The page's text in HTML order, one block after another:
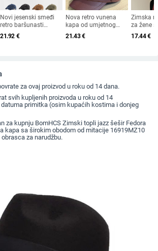
Novi jesenski smeđi
retro baršunasti
osmerokutni šešir za
muškarce i žene,
jesen i zimu
21.92 €
Nova retro vunena
kapa od umjetnog
krzna za jesen i zimu
2025. za žene,
21.43€
Zimska
za žene
starijih
od
17.44€
za ovaj proizvod u roku od 14 dana.
svih kupljenih proizvoda u roku od 14
primitka (osim kupaćih kostima i donjeg
za kupnju BomHCS Zimski topli jazz šešir Fedora
kapa sa širokim obodom od mitacije 16919MZ10
obrasca za narudžbu.